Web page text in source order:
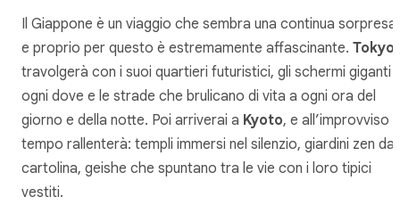
Il Giappone è un viaggio che sembra una continua sorpresa,
e proprio per questo è estremamente affascinante. Tokyo
travolgerà con i suoi quartieri futuristici, gli schermi giganti
ogni dove e le strade che brulicano di vita a ogni ora del
giorno e della notte. Poi arriverai a Kyoto, e all’improvviso il
tempo rallenterà: templi immersi nel silenzio, giardini zen da
cartolina, geishe che spuntano tra le vie con i loro tipici
vestiti.